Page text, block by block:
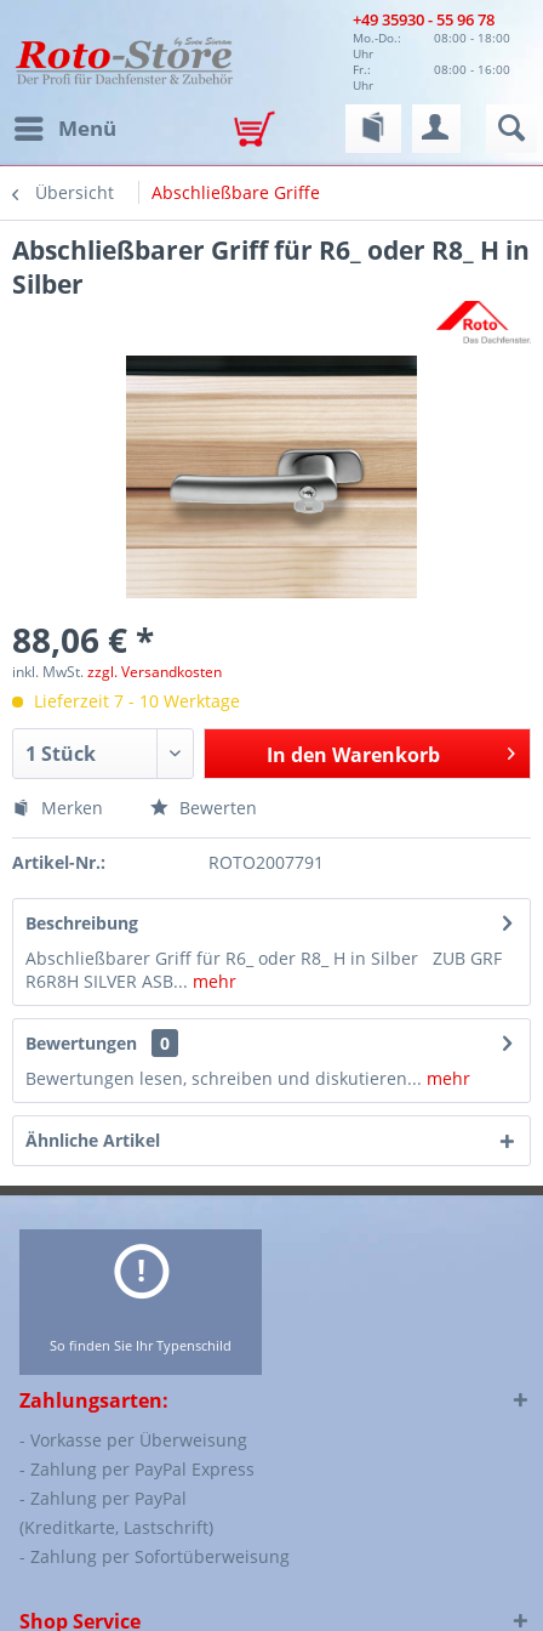
+49 35930 - 55 96 78
Mo.-Do.:
08:00 - 18:00
Uhr
Fr.:
08:00 - 16:00
Uhr
Menü
Übersicht Abschließbare Griffe
Abschließbarer Griff für R6_ oder R8_ H in
Silber
88,06 € *
inkl. MwSt.zzgl. Versandkosten
Lieferzeit 7 - 10 Werktage
In den Warenkorb
Merken Bewerten
Artikel-Nr.: ROTO2007791
Beschreibung
Abschließbarer Griff für R6_ oder R8_ H in Silber ZUB GRF
R6R8H SILVER ASB... mehr
Bewertungen
0
Bewertungen lesen, schreiben und diskutieren... mehr
Ähnliche Artikel
So finden Sie Ihr Typenschild
Zahlungsarten:
- Vorkasse per Überweisung
- Zahlung per PayPal Express
- Zahlung per PayPal
(Kreditkarte, Lastschrift)
- Zahlung per Sofortüberweisung
Shop Service